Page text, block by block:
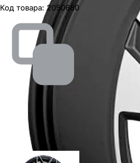
Код товара: 2050680